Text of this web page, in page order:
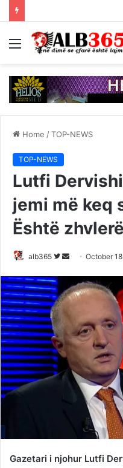
Menu
Home /TOP-NEWS
TOP-NEWS
Lutfi
jemi më keq
Është
alb365
Follow
Twitter
Send
email
October
Gazetari i njohur Lutfi